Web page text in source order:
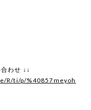
わせ ↓↓
R/ti/p/%40857meyoh